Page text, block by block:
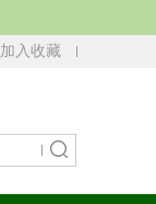
加入收藏